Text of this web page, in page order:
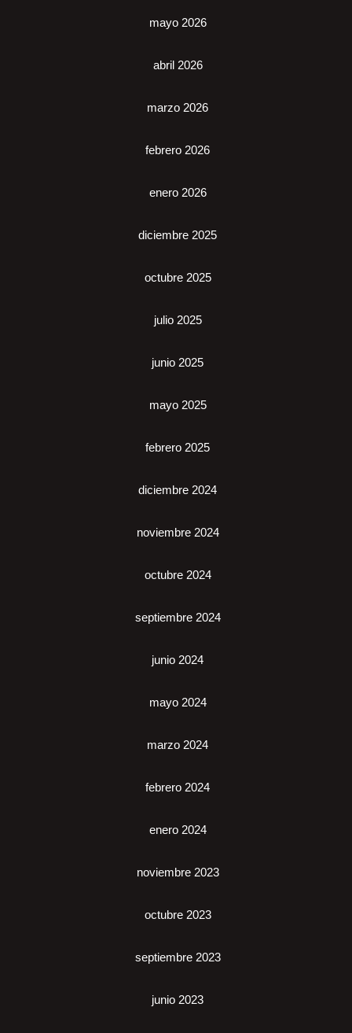
mayo 2026
abril 2026
marzo 2026
febrero 2026
enero 2026
diciembre 2025
octubre 2025
julio 2025
junio 2025
mayo 2025
febrero 2025
diciembre 2024
noviembre 2024
octubre 2024
septiembre 2024
junio 2024
mayo 2024
marzo 2024
febrero 2024
enero 2024
noviembre 2023
octubre 2023
septiembre 2023
junio 2023